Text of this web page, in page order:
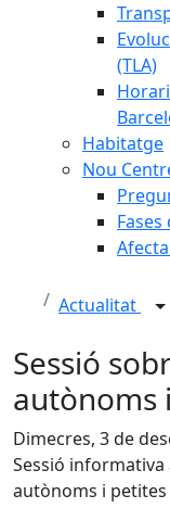
(TLA)
Habitatge
Nou
Actualitat
Sessió
autònoms
Dimecres, 3 de
Sessió
autònoms i